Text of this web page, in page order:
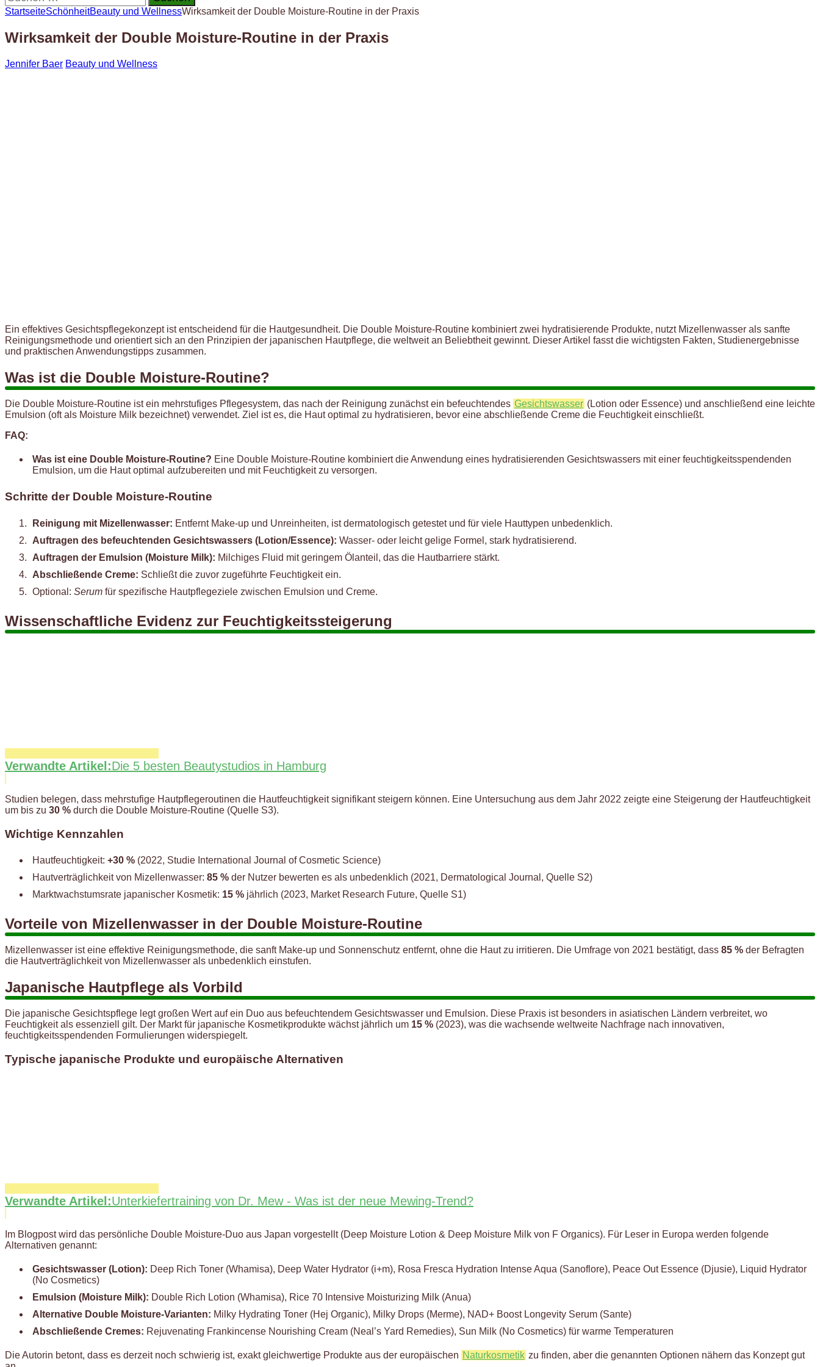
nach:
StartseiteSchönheitBeauty und WellnessWirksamkeit der Double Moisture-Routine in der Praxis
Wirksamkeit der Double Moisture-Routine in der Praxis
Jennifer Baer Beauty und Wellness
Ein effektives Gesichtspflegekonzept ist entscheidend für die Hautgesundheit. Die Double Moisture-Routine kombiniert zwei hydratisierende Produkte, nutzt Mizellenwasser als sanfte
Reinigungsmethode und orientiert sich an den Prinzipien der japanischen Hautpflege, die weltweit an Beliebtheit gewinnt. Dieser Artikel fasst die wichtigsten Fakten, Studienergebnisse
und praktischen Anwendungstipps zusammen.
Was ist die Double Moisture-Routine?
Die Double Moisture-Routine ist ein mehrstufiges Pflegesystem, das nach der Reinigung zunächst ein befeuchtendes Gesichtswasser (Lotion oder Essence) und anschließend eine leichte
Emulsion (oft als Moisture Milk bezeichnet) verwendet. Ziel ist es, die Haut optimal zu hydratisieren, bevor eine abschließende Creme die Feuchtigkeit einschließt.
FAQ:
Was ist eine Double Moisture-Routine? Eine Double Moisture-Routine kombiniert die Anwendung eines hydratisierenden Gesichtswassers mit einer feuchtigkeitsspendenden
Emulsion, um die Haut optimal aufzubereiten und mit Feuchtigkeit zu versorgen.
Schritte der Double Moisture-Routine
Reinigung mit Mizellenwasser: Entfernt Make-up und Unreinheiten, ist dermatologisch getestet und für viele Hauttypen unbedenklich.
Auftragen des befeuchtenden Gesichtswassers (Lotion/Essence): Wasser- oder leicht gelige Formel, stark hydratisierend.
Auftragen der Emulsion (Moisture Milk): Milchiges Fluid mit geringem Ölanteil, das die Hautbarriere stärkt.
Abschließende Creme: Schließt die zuvor zugeführte Feuchtigkeit ein.
Optional: Serum für spezifische Hautpflegeziele zwischen Emulsion und Creme.
Wissenschaftliche Evidenz zur Feuchtigkeitssteigerung
Verwandte Artikel:Die 5 besten Beautystudios in Hamburg
Studien belegen, dass mehrstufige Hautpflegeroutinen die Hautfeuchtigkeit signifikant steigern können. Eine Untersuchung aus dem Jahr 2022 zeigte eine Steigerung der Hautfeuchtigkeit
um bis zu 30 % durch die Double Moisture-Routine (Quelle S3).
Wichtige Kennzahlen
Hautfeuchtigkeit: +30 % (2022, Studie International Journal of Cosmetic Science)
Hautverträglichkeit von Mizellenwasser: 85 % der Nutzer bewerten es als unbedenklich (2021, Dermatological Journal, Quelle S2)
Marktwachstumsrate japanischer Kosmetik: 15 % jährlich (2023, Market Research Future, Quelle S1)
Vorteile von Mizellenwasser in der Double Moisture-Routine
Mizellenwasser ist eine effektive Reinigungsmethode, die sanft Make-up und Sonnenschutz entfernt, ohne die Haut zu irritieren. Die Umfrage von 2021 bestätigt, dass 85 % der Befragten
die Hautverträglichkeit von Mizellenwasser als unbedenklich einstufen.
Japanische Hautpflege als Vorbild
Die japanische Gesichtspflege legt großen Wert auf ein Duo aus befeuchtendem Gesichtswasser und Emulsion. Diese Praxis ist besonders in asiatischen Ländern verbreitet, wo
Feuchtigkeit als essenziell gilt. Der Markt für japanische Kosmetikprodukte wächst jährlich um 15 % (2023), was die wachsende weltweite Nachfrage nach innovativen,
feuchtigkeitsspendenden Formulierungen widerspiegelt.
Typische japanische Produkte und europäische Alternativen
Verwandte Artikel:Unterkiefertraining von Dr. Mew - Was ist der neue Mewing-Trend?
Im Blogpost wird das persönliche Double Moisture-Duo aus Japan vorgestellt (Deep Moisture Lotion & Deep Moisture Milk von F Organics). Für Leser in Europa werden folgende
Alternativen genannt:
Gesichtswasser (Lotion): Deep Rich Toner (Whamisa), Deep Water Hydrator (i+m), Rosa Fresca Hydration Intense Aqua (Sanoflore), Peace Out Essence (Djusie), Liquid Hydrator
(No Cosmetics)
Emulsion (Moisture Milk): Double Rich Lotion (Whamisa), Rice 70 Intensive Moisturizing Milk (Anua)
Alternative Double Moisture-Varianten: Milky Hydrating Toner (Hej Organic), Milky Drops (Merme), NAD+ Boost Longevity Serum (Sante)
Abschließende Cremes: Rejuvenating Frankincense Nourishing Cream (Neal’s Yard Remedies), Sun Milk (No Cosmetics) für warme Temperaturen
Die Autorin betont, dass es derzeit noch schwierig ist, exakt gleichwertige Produkte aus der europäischen Naturkosmetik zu finden, aber die genannten Optionen nähern das Konzept gut